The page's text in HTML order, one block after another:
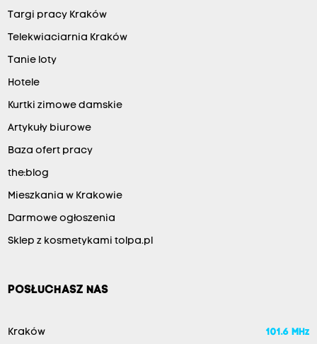
Targi pracy Kraków
Telekwiaciarnia Kraków
Tanie loty
Hotele
Kurtki zimowe damskie
Artykuły biurowe
Baza ofert pracy
the:blog
Mieszkania w Krakowie
Darmowe ogłoszenia
Sklep z kosmetykami tolpa.pl
POSŁUCHASZ NAS
Kraków 101.6 MHz